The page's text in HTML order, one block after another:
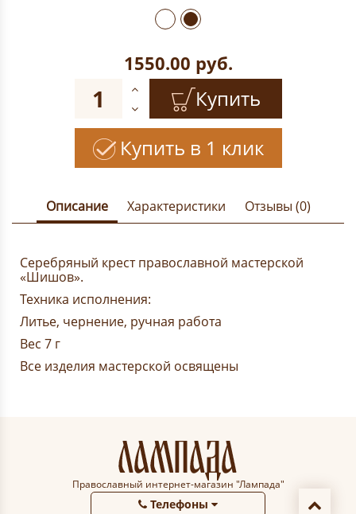
1550.00 руб.
Купить
Купить в 1 клик
Описание Характеристики Отзывы (0)
Серебряный крест православной мастерской
«Шишов».
Техника исполнения:
Литье, чернение, ручная работа
Вес 7 г
Все изделия мастерской освящены
Православный интернет-магазин "Лампада"
Телефоны